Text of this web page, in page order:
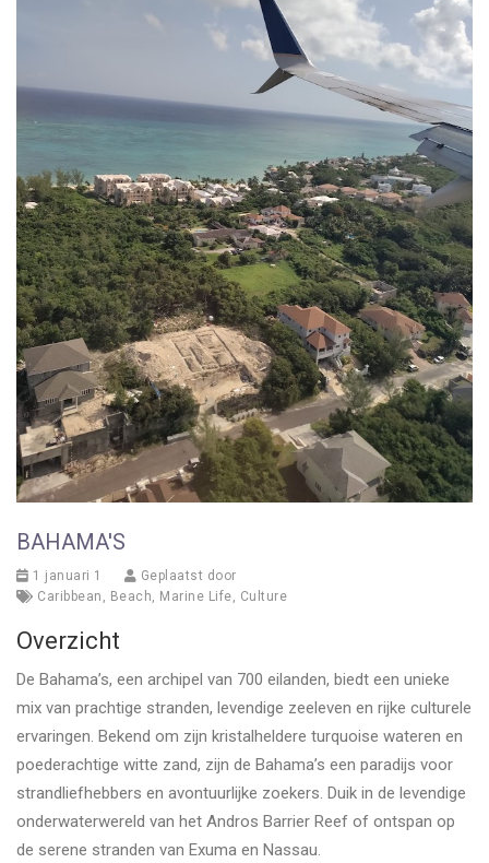
BAHAMA'S
1 januari 1
Geplaatst door
Caribbean , Beach, Marine Life, Culture
Overzicht
De Bahama’s, een archipel van 700 eilanden, biedt een unieke
mix van prachtige stranden, levendige zeeleven en rijke culturele
ervaringen. Bekend om zijn kristalheldere turquoise wateren en
poederachtige witte zand, zijn de Bahama’s een paradijs voor
strandliefhebbers en avontuurlijke zoekers. Duik in de levendige
onderwaterwereld van het Andros Barrier Reef of ontspan op
de serene stranden van Exuma en Nassau.